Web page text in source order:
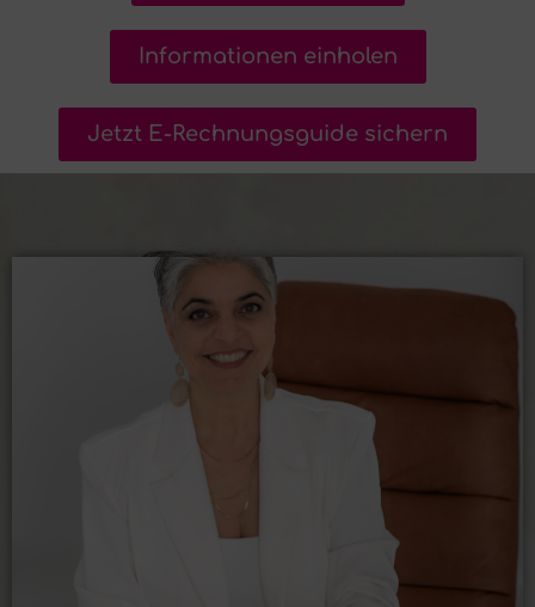
Informationen einholen
Jetzt E-Rechnungsguide sichern